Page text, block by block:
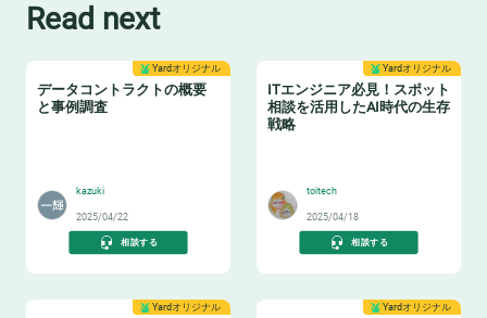
Read next
Yardオリジナル
データコントラクトの概要
と事例調査
kazuki
2025/04/22
相談する
Yardオリジナル
ITエンジニア必見！スポット
相談を活用したAI時代の生存
戦略
toitech
2025/04/18
相談する
Yardオリジナル Yardオリジナル